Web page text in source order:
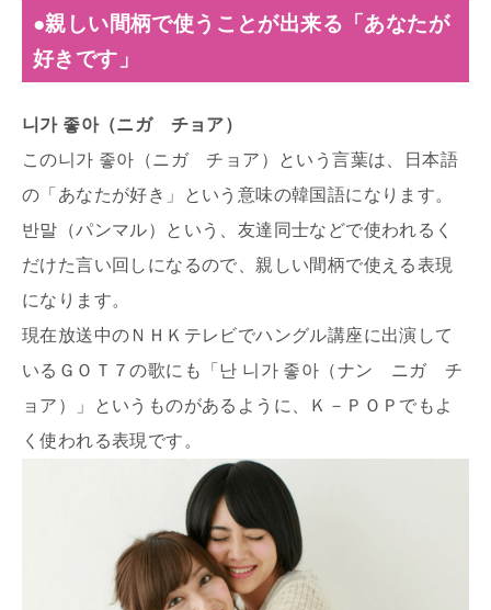
●親しい間柄で使うことが出来る「あなたが
好きです」
니가 좋아（ニガ チョア）
この니가 좋아（ニガ チョア）という言葉は、日本語
の「あなたが好き」という意味の韓国語になります。
반말（パンマル）という、友達同士などで使われるく
だけた言い回しになるので、親しい間柄で使える表現
になります。
現在放送中のＮＨＫテレビでハングル講座に出演して
いるＧＯＴ７の歌にも「난 니가 좋아（ナン ニガ チ
ョア）」というものがあるように、Ｋ－ＰＯＰでもよ
く使われる表現です。